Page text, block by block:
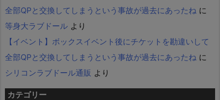
全部QPと交換してしまうという事故が過去にあったね に
等身大ラブドール より
【イベント】ボックスイベント後にチケットを勘違いして
全部QPと交換してしまうという事故が過去にあったね に
シリコンラブドール通販 より
カテゴリー